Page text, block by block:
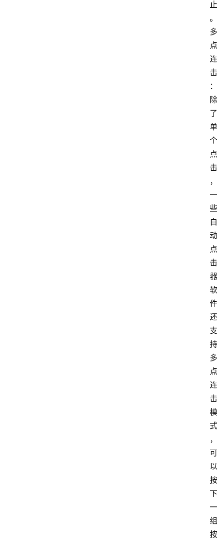
止
。
多
点
连
击
：
除
了
单
个
点
击
，
一
些
自
动
点
击
器
软
件
还
支
持
多
点
连
击
模
式
，
可
以
按
下
一
组
按